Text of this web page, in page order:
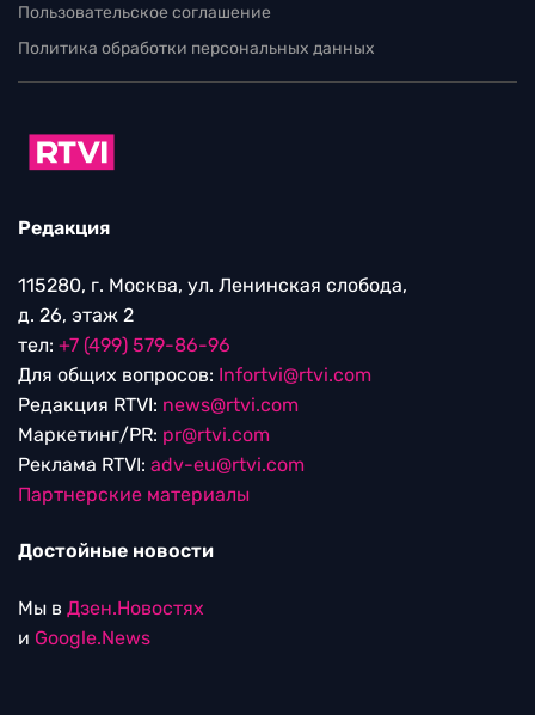
Пользовательское соглашение
Политика обработки персональных данных
Редакция
115280, г. Москва, ул. Ленинская слобода,
д. 26, этаж 2
тел: +7 (499) 579-86-96
Для общих вопросов: Infortvi@rtvi.com
Редакция RTVI: news@rtvi.com
Маркетинг/PR: pr@rtvi.com
Реклама RTVI: adv-eu@rtvi.com
Партнерские материалы
Достойные новости
Мы в Дзен.Новостях
и Google.News